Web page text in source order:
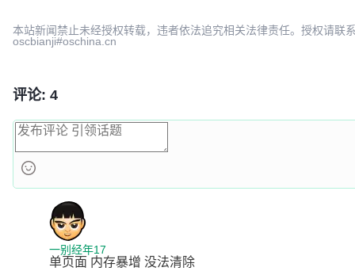
本站新闻禁止未经授权转载，违者依法追究相关法律责任。授权请联
oscbianji#oschina.cn
评论: 4
一别经年17
单页面 内存暴增 没法清除